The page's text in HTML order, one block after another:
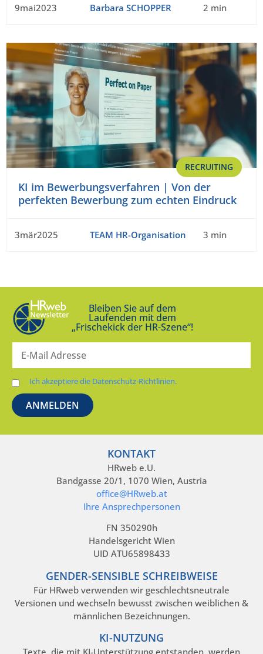
9mai2023 Barbara SCHOPPER 2 min
RECRUITING
KI im Bewerbungsverfahren | Von der
perfekten Bewerbung zum echten Eindruck
3mär2025 TEAM HR-Organisation 3 min
Bleiben Sie auf dem
Laufenden mit dem
„Frischekick der HR-Szene“!
Ich akzeptiere die Datenschutz-Richtlinien.
KONTAKT
HRweb e.U.
Bandgasse 20/1, 1070 Wien, Austria
office@HRweb.at
Ihre Ansprechpersonen
FN 350290h
Handelsgericht Wien
UID ATU65898433
GENDER-SENSIBLE SCHREIBWEISE
Für HRweb verwenden wir geschlechtsneutrale
Versionen und wechseln bewusst zwischen weiblichen &
männlichen Bezeichnungen.
KI-NUTZUNG